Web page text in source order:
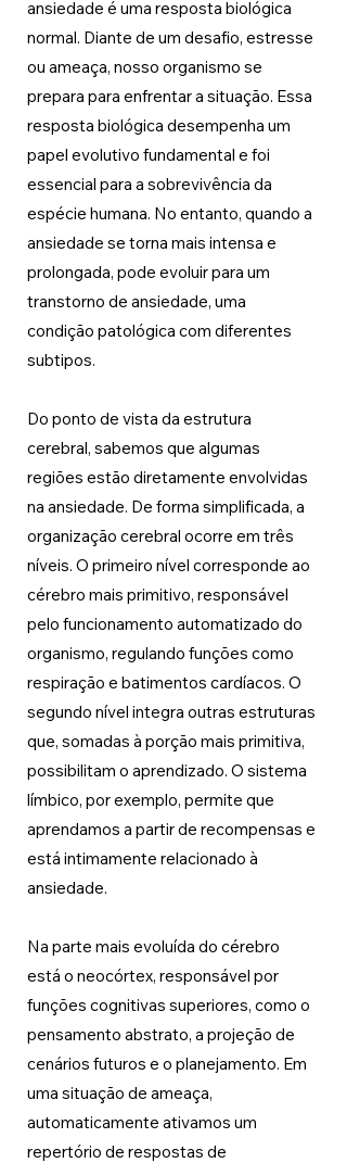
ansiedade é uma resposta biológica
normal. Diante de um desafio, estresse
ou ameaça, nosso organismo se
prepara para enfrentar a situação. Essa
resposta biológica desempenha um
papel evolutivo fundamental e foi
essencial para a sobrevivência da
espécie humana. No entanto, quando a
ansiedade se torna mais intensa e
prolongada, pode evoluir para um
transtorno de ansiedade, uma
condição patológica com diferentes
subtipos.
Do ponto de vista da estrutura
cerebral, sabemos que algumas
regiões estão diretamente envolvidas
na ansiedade. De forma simplificada, a
organização cerebral ocorre em três
níveis. O primeiro nível corresponde ao
cérebro mais primitivo, responsável
pelo funcionamento automatizado do
organismo, regulando funções como
respiração e batimentos cardíacos. O
segundo nível integra outras estruturas
que, somadas à porção mais primitiva,
possibilitam o aprendizado. O sistema
límbico, por exemplo, permite que
aprendamos a partir de recompensas e
está intimamente relacionado à
ansiedade.
Na parte mais evoluída do cérebro
está o neocórtex, responsável por
funções cognitivas superiores, como o
pensamento abstrato, a projeção de
cenários futuros e o planejamento. Em
uma situação de ameaça,
automaticamente ativamos um
repertório de respostas de